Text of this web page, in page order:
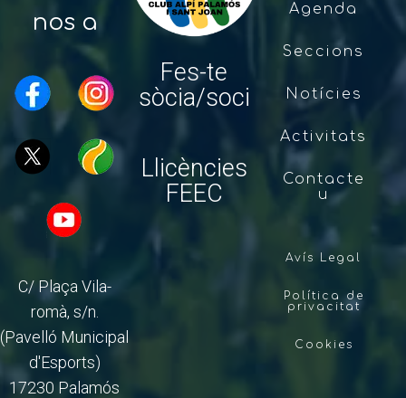
nos a
C/ Plaça Vila-
romà, s/n.
(Pavelló Municipal
d'Esports)
17230 Palamós
Fes-te
sòcia/soci
Llicències
FEEC
Agenda
Seccions
Notícies
Activitats
Contacte
u
Avís Legal
Política de
privacitat
Cookies